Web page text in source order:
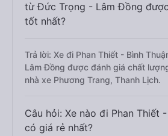
từ Đức Trọng - Lâm Đồng
tốt nhất?
Trả lời: Xe đi Phan Thiết - Bình
Lâm Đồng được đánh giá chất
nhà xe Phương Trang, Thanh Lịch.
Câu hỏi: Xe nào đi Phan Thiết
có giá rẻ nhất?